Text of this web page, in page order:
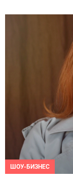
ШОУ-БИЗНЕС